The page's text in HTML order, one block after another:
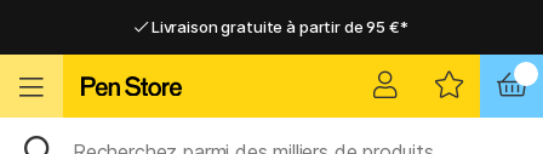
Livraison gratuite à partir de 95 €*
Livraison domicile ou point relais
Livraison gratuite à partir de 95 €*
Livraison domicile ou point relais